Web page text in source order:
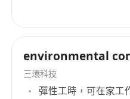
environmental
三環科技
彈性工時，可在家工